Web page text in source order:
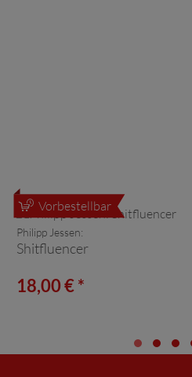
Vorbestellbar
Philipp Jessen:
Shitfluencer
18,00 € *